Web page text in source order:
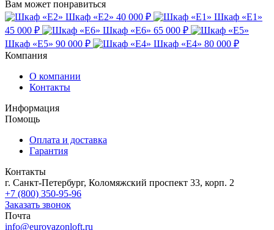
Вам может понравиться
Шкаф «Е2» 40 000 ₽
Шкаф «Е1»
45 000 ₽
Шкаф «Е6» 65 000 ₽
Шкаф «Е5» 90 000 ₽ Шкаф «Е4» 80 000 ₽
Компания
О компании
Контакты
Информация
Помощь
Оплата и доставка
Гарантия
Контакты
г. Санкт-Петербург, Коломяжский проспект 33, корп. 2
+7 (800) 350-95-96
Заказать звонок
Почта
info@eurovazonloft.ru